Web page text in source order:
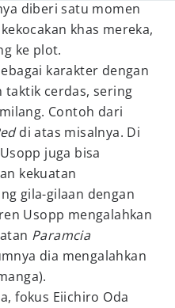
diberi satu momen
khas mereka,
ke plot.
karakter dengan
cerdas, sering
Contoh dari
di atas misalnya. Di
juga bisa
kekuatan
gila-gilaan dengan
Usopp mengalahkan
Paramcia
dia mengalahkan
fokus Eiichiro Oda